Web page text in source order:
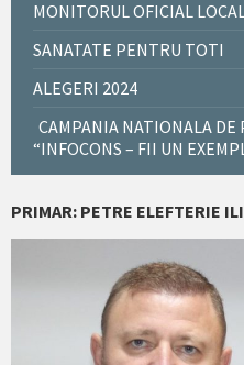
MONITORUL OFICIAL
SANATATE PENTRU TOTI
ALEGERI 2024
CAMPANIA NATIONALA
“INFOCONS – FII UN
PRIMAR: PETRE ELEFTERIE